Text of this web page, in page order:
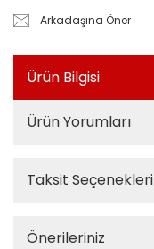
Arkadaşına Öner
Ürün Bilgisi
Ürün Yorumları
Taksit Seçenekleri
Önerileriniz